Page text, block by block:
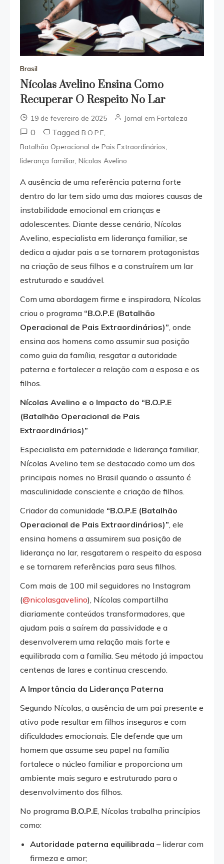
Brasil
Nícolas Avelino Ensina Como
Recuperar O Respeito No Lar
19 de fevereiro de 2025 Jornal em Fortaleza
0 Tagged B.O.P.E,
Batalhão Operacional de Pais Extraordinários,
liderança familiar, Nícolas Avelino
A ausência de uma referência paterna forte
dentro do lar tem sido uma das maiores causas de
instabilidade emocional em crianças e
adolescentes. Diante desse cenário, Nícolas
Avelino, especialista em liderança familiar, se
dedica a ajudar pais a se tornarem protagonistas
na criação de seus filhos e a construírem um lar
estruturado e saudável.
Com uma abordagem firme e inspiradora, Nícolas
criou o programa “B.O.P.E (Batalhão
Operacional de Pais Extraordinários)”, onde
ensina aos homens como assumir sua posição
como guia da família, resgatar a autoridade
paterna e fortalecer a relação com a esposa e os
filhos.
Nícolas Avelino e o Impacto do “B.O.P.E
(Batalhão Operacional de Pais
Extraordinários)”
Especialista em paternidade e liderança familiar,
Nícolas Avelino tem se destacado como um dos
principais nomes no Brasil quando o assunto é
masculinidade consciente e criação de filhos.
Criador da comunidade “B.O.P.E (Batalhão
Operacional de Pais Extraordinários)”, ele
ensina homens a assumirem sua posição de
liderança no lar, resgatarem o respeito da esposa
e se tornarem referências para seus filhos.
Com mais de 100 mil seguidores no Instagram
(@nicolasgavelino), Nícolas compartilha
diariamente conteúdos transformadores, que
ajudam pais a saírem da passividade e a
desenvolverem uma relação mais forte e
equilibrada com a família. Seu método já impactou
centenas de lares e continua crescendo.
A Importância da Liderança Paterna
Segundo Nícolas, a ausência de um pai presente e
ativo pode resultar em filhos inseguros e com
dificuldades emocionais. Ele defende que um
homem que assume seu papel na família
fortalece o núcleo familiar e proporciona um
ambiente mais seguro e estruturado para o
desenvolvimento dos filhos.
No programa B.O.P.E, Nícolas trabalha princípios
como:
Autoridade paterna equilibrada – liderar com
firmeza e amor;